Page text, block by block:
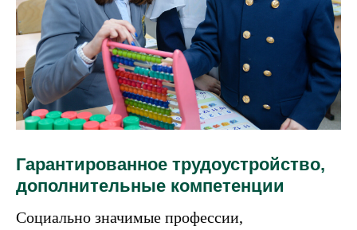
Гарантированное трудоустройство,
дополнительные компетенции